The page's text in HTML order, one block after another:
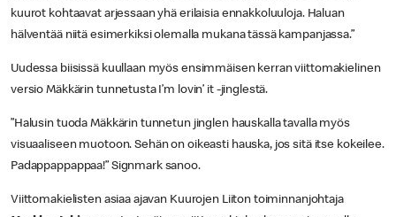
kuurot kohtaavat arjessaan yhä erilaisia ennakkoluuloja. Haluan
hälventää niitä esimerkiksi olemalla mukana tässä kampanjassa.”
Uudessa biisissä kuullaan myös ensimmäisen kerran viittomakielinen
versio Mäkkärin tunnetusta I’m lovin’ it -jinglestä.
”Halusin tuoda Mäkkärin tunnetun jinglen hauskalla tavalla myös
visuaaliseen muotoon. Sehän on oikeasti hauska, jos sitä itse kokeilee.
Padappappappaa!” Signmark sanoo.
Viittomakielisten asiaa ajavan Kuurojen Liiton toiminnanjohtaja